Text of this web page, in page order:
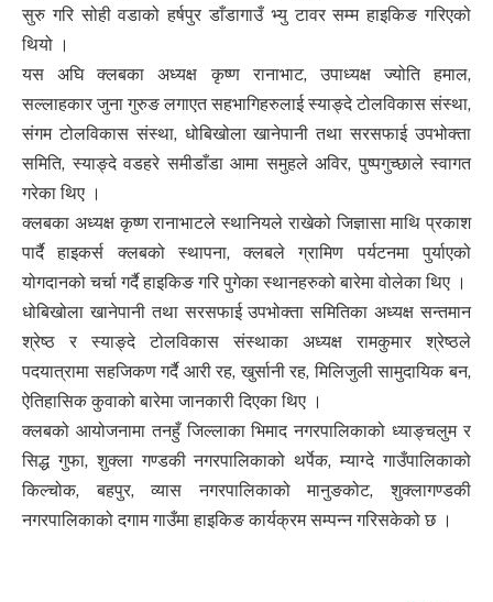
सुरु गरि सोही वडाको हर्षपुर डाँडागाउँ भ्यु टावर सम्म हाइकिङ गरिएको
थियो ।
यस अघि क्लबका अध्यक्ष कृष्ण रानाभाट, उपाध्यक्ष ज्योति हमाल,
सल्लाहकार जुना गुरुङ लगाएत सहभागिहरुलाई स्याङ्दे टोलविकास संस्था,
संगम टोलविकास संस्था, धोबिखोला खानेपानी तथा सरसफाई उपभोक्ता
समिति, स्याङ्दे वडहरे समीडाँडा आमा समुहले अविर, पुष्पगुच्छाले स्वागत
गरेका थिए ।
क्लबका अध्यक्ष कृष्ण रानाभाटले स्थानियले राखेको जिज्ञासा माथि प्रकाश
पार्दै हाइकर्स क्लबको स्थापना, क्लबले ग्रामिण पर्यटनमा पुर्याएको
योगदानको चर्चा गर्दै हाइकिङ गरि पुगेका स्थानहरुको बारेमा वोलेका थिए ।
धोबिखोला खानेपानी तथा सरसफाई उपभोक्ता समितिका अध्यक्ष सन्तमान
श्रेष्ठ र स्याङ्दे टोलविकास संस्थाका अध्यक्ष रामकुमार श्रेष्ठले
पदयात्रामा सहजिकण गर्दै आरी रह, खुर्सानी रह, मिलिजुली सामुदायिक बन,
ऐतिहासिक कुवाको बारेमा जानकारी दिएका थिए ।
क्लबको आयोजनामा तनहुँ जिल्लाका भिमाद नगरपालिकाको ध्याङ्चलुम र
सिद्ध गुफा, शुक्ला गण्डकी नगरपालिकाको थर्पेक, म्याग्दे गाउँपालिकाको
किल्चोक, बहपुर, व्यास नगरपालिकाको मानुङकोट, शुक्लागण्डकी
नगरपालिकाको दगाम गाउँमा हाइकिङ कार्यक्रम सम्पन्न गरिसकेको छ ।